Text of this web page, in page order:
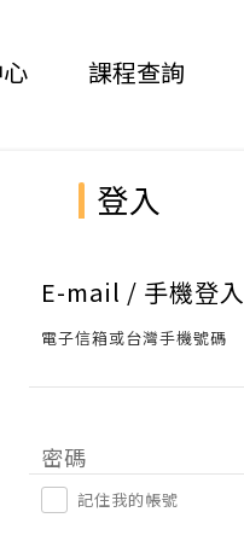
課程查詢
登入
E-mail / 手機登入
電子信箱或台灣手機號碼
密碼
記住我的帳號